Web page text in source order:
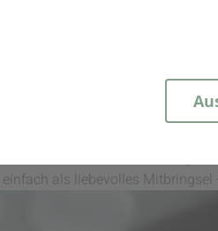
getaucht wird und ein herrlich
als liebevolles